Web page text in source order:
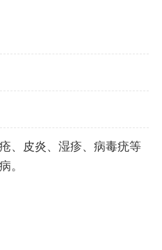
、皮炎、湿疹、病毒疣等
。